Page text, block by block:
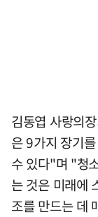
김동엽 사랑의
은 9가지 장기
수 있다"며 "청
는 것은 미래에
조를 만드는 데